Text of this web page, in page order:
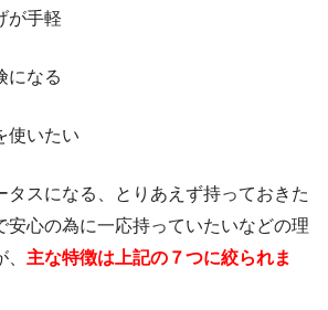
が手軽
になる
使いたい
タスになる、とりあえず持っておきた
安心の為に一応持っていたいなどの理
主な特徴は上記の７つに絞られま